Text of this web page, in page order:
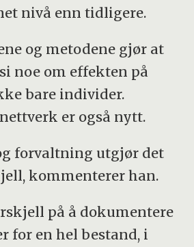
nivå enn tidligere.
og metodene gjør at
noe om effekten på
bare individer.
er også nytt.
forvaltning utgjør det
kommenterer han.
på å dokumentere
for en hel bestand, i